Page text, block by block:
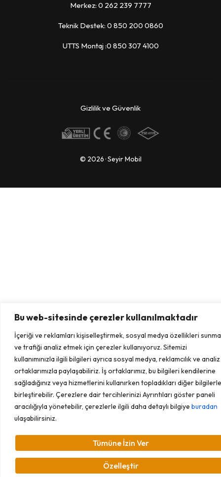
Bu web-sitesinde çerezler kullanılmaktadır
İçeriği ve reklamları kişiselleştirmek, sosyal medya özellikleri
ve trafiği analiz etmek için çerezler kullanıyoruz. Sitemizi
kullanımınızla ilgili bilgileri ayrıca sosyal medya, reklamcılık ve analiz
ortaklarımızla paylaşabiliriz. İş ortaklarımız, bu bilgileri kendilerine
sağladığınız veya hizmetlerini kullanırken topladıkları diğer bilgilerle
birleştirebilir. Çerezlere dair tercihlerinizi Ayrıntıları göster paneli
aracılığıyla yönetebilir, çerezlerle ilgili daha detaylı bilgiye buradan
ulaşabilirsiniz.
Özelleştir
Tümüne İzin Ver
Merkez: 0 262 239 7777
Teknik Destek: 0 850 200 0860
UTTS Montaj :0 850 307 4100
Gizlilik ve Güvenlik
© 2026 · Seyir Mobil